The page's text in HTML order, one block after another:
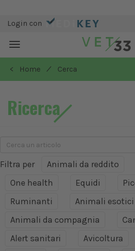
Login con
Toggle
navigation
< Home
/ Cerca
Ricerca
Filtra per Animali da reddito
One health
Equidi
Ruminanti
Animali esotici
Animali da compagnia
Alert sanitari
Avicoltura